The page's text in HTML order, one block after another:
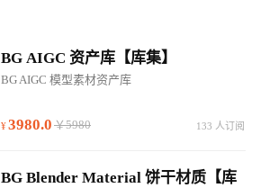
BG AIGC 资产库【库集】
BG AIGC 模型素材资产库
3980.0 ￥5980 133 人订阅
BG Blender Material 饼干材质【库